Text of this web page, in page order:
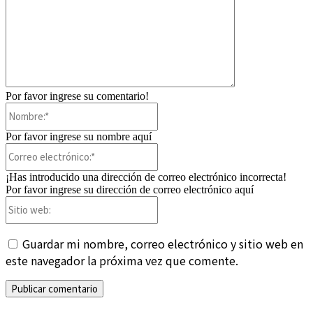
Por favor ingrese su comentario!
Por favor ingrese su nombre aquí
¡Has introducido una dirección de correo electrónico incorrecta!
Por favor ingrese su dirección de correo electrónico aquí
Guardar mi nombre, correo electrónico y sitio web en
este navegador la próxima vez que comente.